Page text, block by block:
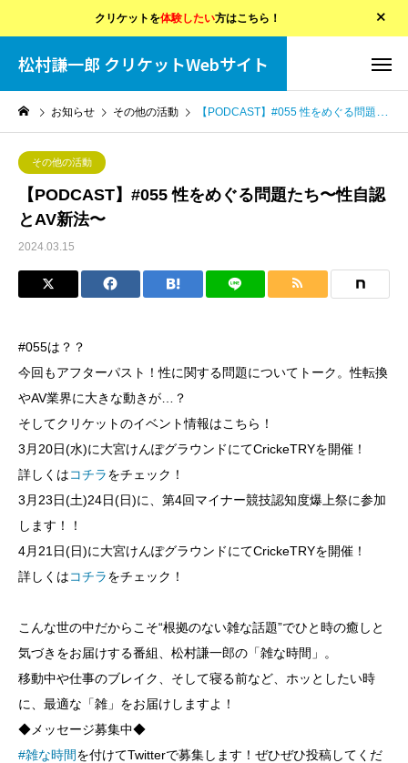
クリケットを体験したい方はこちら！
松村謙一郎 クリケットWebサイト
お知らせ その他の活動 【PODCAST】#055 性をめぐる問題たち〜性自認とAV新法〜
その他の活動
【PODCAST】#055 性をめぐる問題たち〜性自認
とAV新法〜
2024.03.15
#055は？？
今回もアフターパスト！性に関する問題についてトーク。性転換
やAV業界に大きな動きが…？
そしてクリケットのイベント情報はこちら！
3月20日(水)に大宮けんぽグラウンドにてCrickeTRYを開催！
詳しくはコチラをチェック！
3月23日(土)24日(日)に、第4回マイナー競技認知度爆上祭に参加
します！！
4月21日(日)に大宮けんぽグラウンドにてCrickeTRYを開催！
詳しくはコチラをチェック！
こんな世の中だからこそ“根拠のない雑な話題”でひと時の癒しと
気づきをお届けする番組、松村謙一郎の「雑な時間」。
移動中や仕事のブレイク、そして寝る前など、ホッとしたい時
に、最適な「雑」をお届けしますよ！
◆メッセージ募集中◆
#雑な時間を付けてTwitterで募集します！ぜひぜひ投稿してくだ